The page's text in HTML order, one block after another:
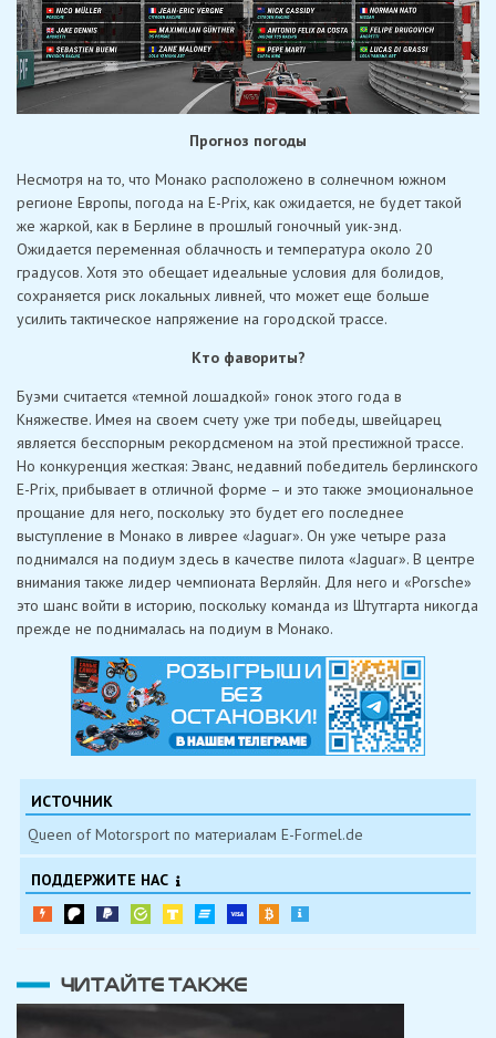
Прогноз погоды
Несмотря на то, что Монако расположено в солнечном южном
регионе Европы, погода на E-Prix, как ожидается, не будет такой
же жаркой, как в Берлине в прошлый гоночный уик-энд.
Ожидается переменная облачность и температура около 20
градусов. Хотя это обещает идеальные условия для болидов,
сохраняется риск локальных ливней, что может еще больше
усилить тактическое напряжение на городской трассе.
Кто фавориты?
Буэми считается «темной лошадкой» гонок этого года в
Княжестве. Имея на своем счету уже три победы, швейцарец
является бесспорным рекордсменом на этой престижной трассе.
Но конкуренция жесткая: Эванс, недавний победитель берлинского
E-Prix, прибывает в отличной форме – и это также эмоциональное
прощание для него, поскольку это будет его последнее
выступление в Монако в ливрее «Jaguar». Он уже четыре раза
поднимался на подиум здесь в качестве пилота «Jaguar». В центре
внимания также лидер чемпионата Верляйн. Для него и «Porsche»
это шанс войти в историю, поскольку команда из Штутгарта никогда
прежде не поднималась на подиум в Монако.
ИСТОЧНИК
Queen of Motorsport по материалам E-Formel.de
ПОДДЕРЖИТЕ НАС
ЧИТАЙТЕ ТАКЖЕ